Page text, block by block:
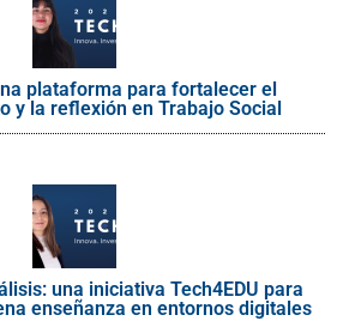
plataforma para fortalecer el
y la reflexión en Trabajo Social
una iniciativa Tech4EDU para
enseñanza en entornos digitales